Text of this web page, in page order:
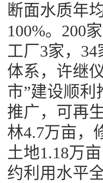
断面水质年
100%。200
工厂3家，
体系，许继
市”建设顺
推广，可再
林4.7万亩，
土地1.18万
约利用水平